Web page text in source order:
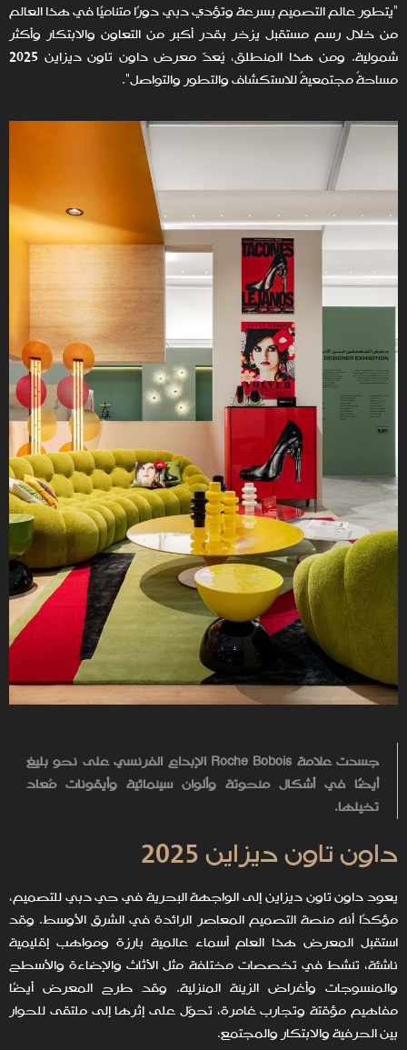
"يتطور عالم التصميم بسرعة وتؤدي دبي دورًا متناميًا في هذا العالم
من خلال رسم مستقبل يزخر بقدر أكبر من التعاون والابتكار وأكثر
شمولية. ومن هذا المنطلق، يُعدّ معرض داون تاون ديزاين 2025
مساحةً مجتمعيةً للاستكشاف والتطور والتواصل".
جسدت علامة Roche Bobois الإبداع الفرنسي على نحو بليغ
أيضًا في أشكال منحوتة وألوان سينمائية وأيقونات مُعاد
تخيلها.
داون تاون ديزاين 2025
يعود داون تاون ديزاين إلى الواجهة البحرية في حي دبي للتصميم،
مؤكدًا أنه منصة التصميم المعاصر الرائدة في الشرق الأوسط. وقد
استقبل المعرض هذا العام أسماء عالمية بارزة ومواهب إقليمية
ناشئة، تنشط في تخصصات مختلفة مثل الأثاث والإضاءة والأسطح
والمنسوجات وأغراض الزينة المنزلية. وقد طرح المعرض أيضًا
مفاهيم مؤقتة وتجارب غامرة، تحوّل على إثرها إلى ملتقى للحوار
بين الحرفية والابتكار والمجتمع.